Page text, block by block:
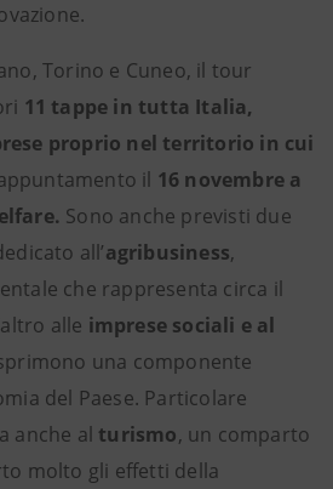
Torino e Cuneo, il tour
11 tappe in tutta Italia,
proprio nel territorio in cui
il 16 novembre a
Sono anche previsti due
all’agribusiness,
che rappresenta circa il
alle imprese sociali e al
una componente
del Paese. Particolare
anche al turismo, un comparto
molto gli effetti della